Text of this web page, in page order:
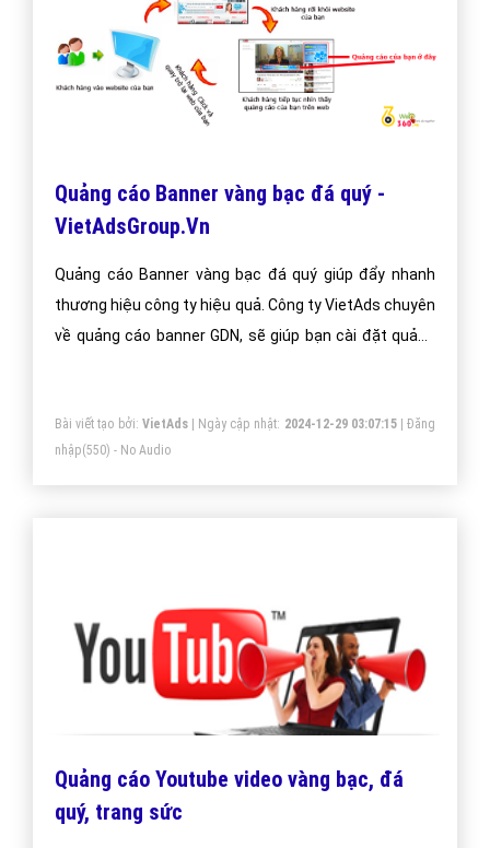
Quảng cáo Banner vàng bạc đá quý -
VietAdsGroup.Vn
Quảng cáo Banner vàng bạc đá quý giúp đẩy nhanh
thương hiệu công ty hiệu quả. Công ty VietAds chuyên
về quảng cáo banner GDN, sẽ giúp bạn cài đặt quảng
Bài viết tạo bởi: VietAds| Ngày cập nhật: 2024-12-29 03:07:15|Đăng
nhập(550) - No Audio
Quảng cáo Youtube video vàng bạc, đá
quý, trang sức